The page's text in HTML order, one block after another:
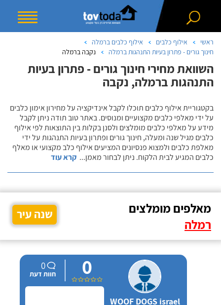
ראשי אילוף כלבים
אילוף כלבים ברמלה
חינוך גורים - פתרון בעיות התנהגות ברמלה
נקבה ברמלה
השוואת מחירי חינוך גורים - פתרון בעיות
התנהגות ברמלה, נקבה
בקטגוריית אילוף כלבים תוכלו לקבל אינדיקציה על מחירון אימון כלבים
על ידי מאלפי כלבים מקצועיים ומנוסים. באתר טוב תודה ניתן לקבל
מידע על מאלפי כלבים מומלצים ולסנן בקלות בין התוצאות לפי אילוף
כלבים מגיל שנה ומעלה, חינוך גורים ופתרון בעיות התנהגות על ידי
מאלפת כלבים ולמצוא פנסיונים המציעים אילוף כלב מקצועי או מאלף
כלבים המגיע לבית הלקוח. ניתן לבחור מאמן... קרא עוד
מאלפים מומלצים
רמלה
שנה עיר
WOOF DOGS israel
0
0
חוות דעת